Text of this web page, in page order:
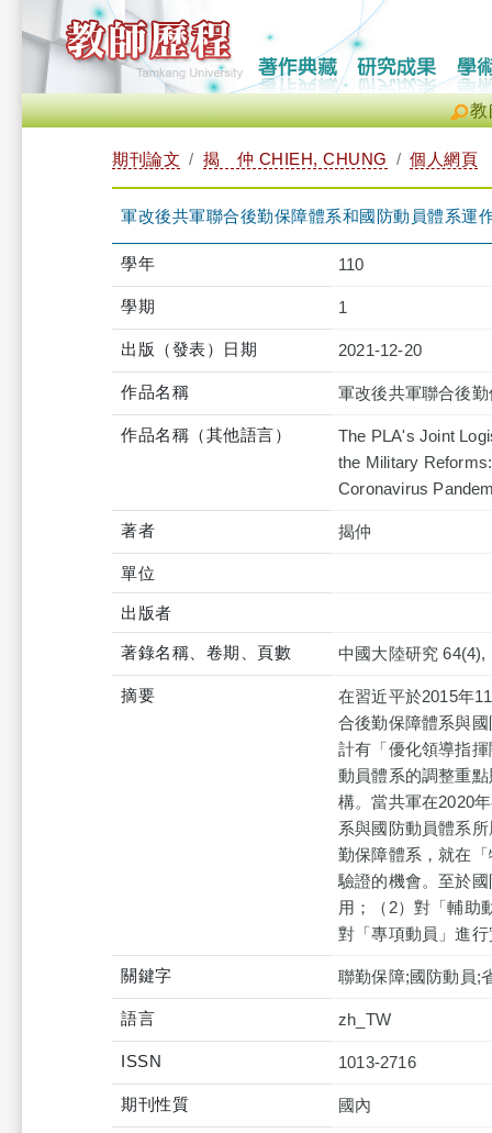
教
期刊論文 揭 仲 CHIEH, CHUNG 個人網頁
軍改後共軍聯合後勤保障體系和國防動員體系運
學年 110
學期 1
出版（發表）日期 2021-12-20
作品名稱 軍改後共軍聯合後
作品名稱（其他語言）
The PLA's Joint
the Military
Coronavirus
著者 揭仲
單位
出版者
著錄名稱、卷期、頁數 中國大陸研究 64(4),
摘要
在習近平於2015年
合後勤保障體系與
計有「優化領導指
動員體系的調整重
構。當共軍在2020
系與國防動員體系
勤保障體系，就在
驗證的機會。至於
用；（2）對「輔助
對「專項動員」進
關鍵字 聯勤保障;國防動員;
語言 zh_TW
ISSN 1013-2716
期刊性質 國內